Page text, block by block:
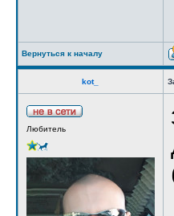
Вернуться к началу
kot_
Любитель